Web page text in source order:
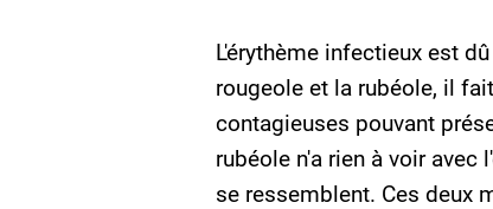
L'érythème infectieux est
rougeole et la rubéole, il
contagieuses pouvant
rubéole n'a rien à voir
se ressemblent. Ces deux